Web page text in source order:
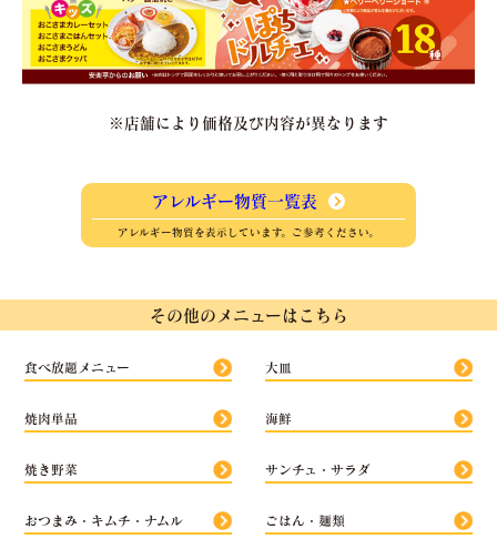
※店舗により価格及び内容が異なります
アレルギー物質一覧表
アレルギー物質を表示しています。ご参考ください。
その他のメニューはこちら
食べ放題メニュー 大皿
焼肉単品 海鮮
焼き野菜 サンチュ・サラダ
おつまみ・キムチ・ナムル ごはん・麺類